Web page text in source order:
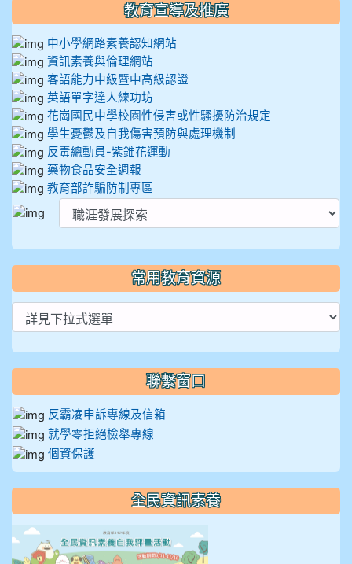
教育宣導及推廣
中小學網路素養認知網站
資訊素養與倫理網站
客語能力中級暨中高級認證
英語單字達人練功坊
花崗國民中學校園性侵害或性騷擾防治規定
學生憂鬱及自我傷害預防與處理機制
反毒總動員-紫錐花運動
藥物食品安全週報
教育部詐騙防制專區
常用教育資源
聯繫窗口
反霸凌申訴專線及信箱
就學零拒絕檢舉專線
個資保護
全民資訊素養